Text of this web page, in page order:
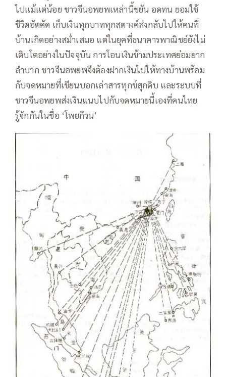
ไปแม้แต่น้อย ชาวจีนอพยพเหล่านี้ขยัน อดทน ยอมใช้
ชีวิตอัตคัด เก็บเงินทุกบาททุกสตางค์ส่งกลับไปให้คนที่
บ้านเกิดอย่างสม่ำเสมอ แต่ในยุคที่ธนาคารพาณิชย์ยังไม่
เติบโตอย่างในปัจจุบัน การโอนเงินข้ามประเทศย่อมยาก
ลำบาก ชาวจีนอพยพจึงต้องฝากเงินไปให้ทางบ้านพร้อม
กับจดหมายที่เขียนบอกเล่าสารทุกข์สุกดิบ และระบบที่
ชาวจีนอพยพส่งเงินแนบไปกับจดหมายนี้เองที่คนไทย
รู้จักกันในชื่อ ‘โพยก๊วน’